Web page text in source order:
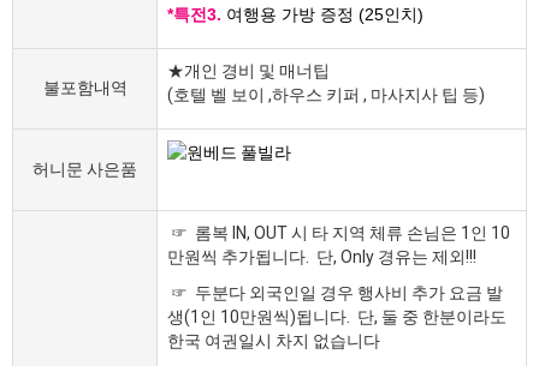
*특전3. 여행용 가방 증정 (25인치)
불포함내역
★개인 경비 및 매너팁
(호텔 벨 보이 ,하우스 키퍼 , 마사지사 팁 등)
허니문 사은품
☞ 롬복 IN, OUT 시 타 지역 체류 손님은 1인 10
만원씩 추가됩니다. 단, Only 경유는 제외!!!
☞ 두분다 외국인일 경우 행사비 추가 요금 발
생(1인 10만원씩)됩니다. 단, 둘 중 한분이라도
한국 여권일시 차지 없습니다